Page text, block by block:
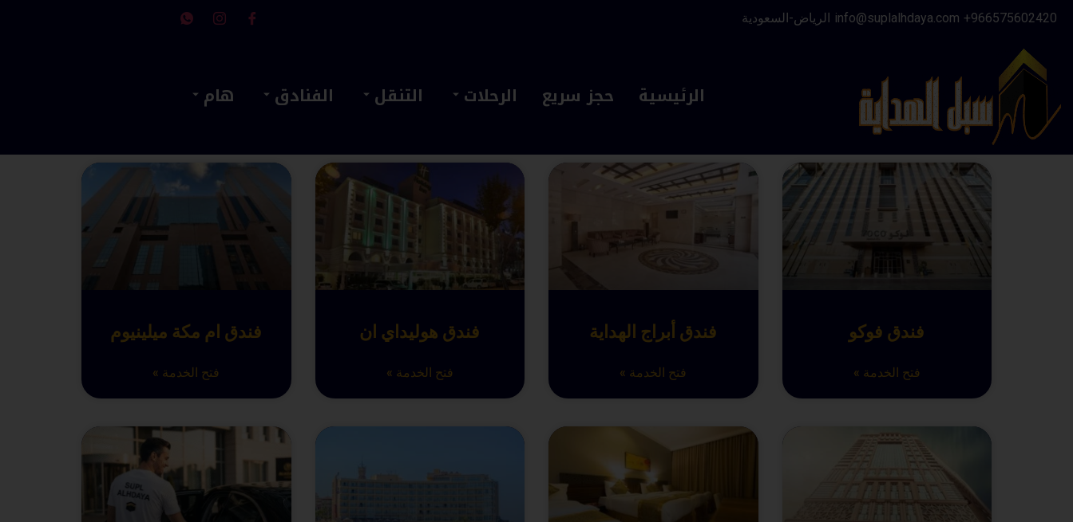
966575602420⁩+
info@suplalhdaya.com الرياض-السعودية
الرئيسية حجز سريع الرحلات التنقل الفنادق هام
فندق فوكو
فتح الخدمة »
فندق أبراج الهداية
فتح الخدمة »
فندق هوليداي ان
فتح الخدمة »
فندق ام مكة ميلينيوم
فتح الخدمة »